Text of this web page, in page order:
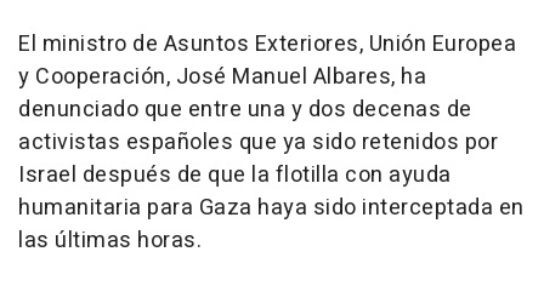
El ministro de Asuntos Exteriores, Unión Europea
y Cooperación, José Manuel Albares, ha
denunciado que entre una y dos decenas de
activistas españoles que ya sido retenidos por
Israel después de que la flotilla con ayuda
humanitaria para Gaza haya sido interceptada en
las últimas horas.